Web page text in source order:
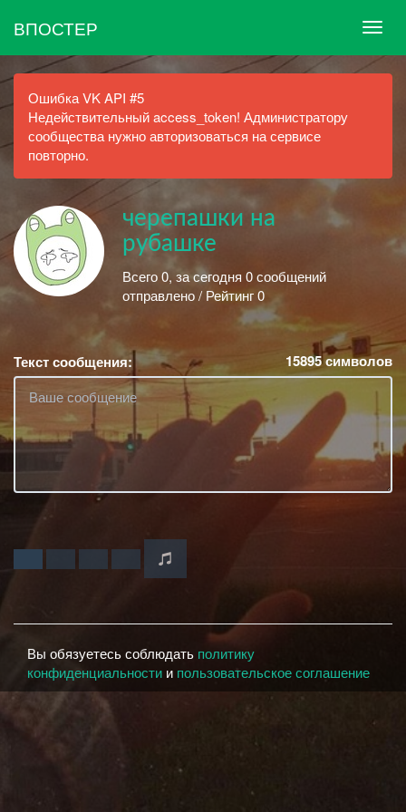
ВПОСТЕР
Ошибка VK API #5
Недействительный access_token! Администратору
сообщества нужно авторизоваться на сервисе
повторно.
черепашки на
рубашке
Всего 0, за сегодня 0 сообщений
отправлено / Рейтинг 0
Текст сообщения: 15895символов
Вы обязуетесь соблюдать политику
конфиденциальности и пользовательское соглашение